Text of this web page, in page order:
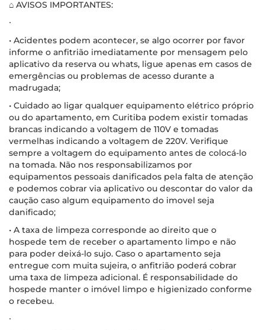
⌂ AVISOS IMPORTANTES:
∙
• Acidentes podem acontecer, se algo ocorrer por favor
informe o anfitrião imediatamente por mensagem pelo
aplicativo da reserva ou whats, ligue apenas em casos de
emergências ou problemas de acesso durante a
madrugada;
• Cuidado ao ligar qualquer equipamento elétrico próprio
ou do apartamento, em Curitiba podem existir tomadas
brancas indicando a voltagem de 110V e tomadas
vermelhas indicando a voltagem de 220V. Verifique
sempre a voltagem do equipamento antes de colocá-lo
na tomada. Não nos responsabilizamos por
equipamentos pessoais danificados pela falta de atenção
e podemos cobrar via aplicativo ou descontar do valor da
caução caso algum equipamento do imovel seja
danificado;
• A taxa de limpeza corresponde ao direito que o
hospede tem de receber o apartamento limpo e não
para poder deixá-lo sujo. Caso o apartamento seja
entregue com muita sujeira, o anfitrião poderá cobrar
uma taxa de limpeza adicional. É responsabilidade do
hospede manter o imóvel limpo e higienizado conforme
o recebeu.
∙